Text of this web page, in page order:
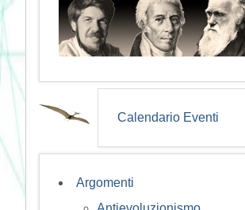
Calendario Eventi
Argomenti